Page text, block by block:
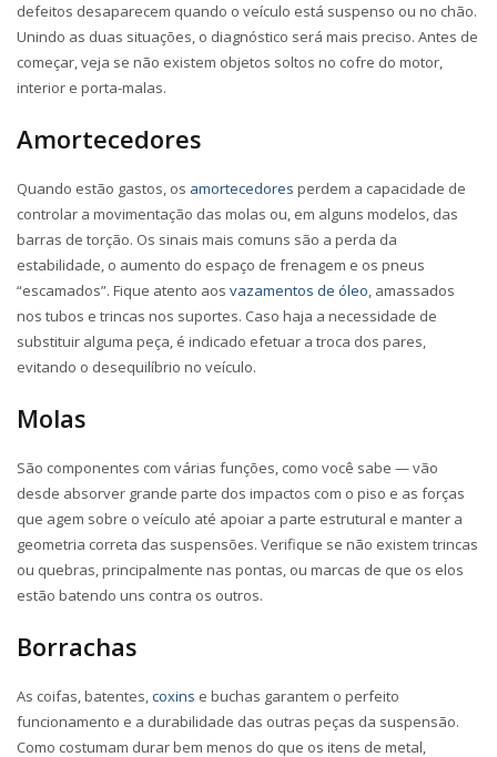
defeitos desaparecem quando o veículo está suspenso ou no chão.
Unindo as duas situações, o diagnóstico será mais preciso. Antes de
começar, veja se não existem objetos soltos no cofre do motor,
interior e porta-malas.
Amortecedores
Quando estão gastos, os amortecedores perdem a capacidade de
controlar a movimentação das molas ou, em alguns modelos, das
barras de torção. Os sinais mais comuns são a perda da
estabilidade, o aumento do espaço de frenagem e os pneus
“escamados”. Fique atento aos vazamentos de óleo, amassados
nos tubos e trincas nos suportes. Caso haja a necessidade de
substituir alguma peça, é indicado efetuar a troca dos pares,
evitando o desequilíbrio no veículo.
Molas
São componentes com várias funções, como você sabe — vão
desde absorver grande parte dos impactos com o piso e as forças
que agem sobre o veículo até apoiar a parte estrutural e manter a
geometria correta das suspensões. Verifique se não existem trincas
ou quebras, principalmente nas pontas, ou marcas de que os elos
estão batendo uns contra os outros.
Borrachas
As coifas, batentes,coxins e buchas garantem o perfeito
funcionamento e a durabilidade das outras peças da suspensão.
Como costumam durar bem menos do que os itens de metal,